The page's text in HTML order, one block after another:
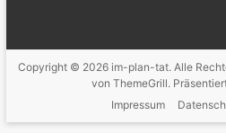
Copyright © 2026 im-plan-tat. Alle
von ThemeGrill.
Impressum